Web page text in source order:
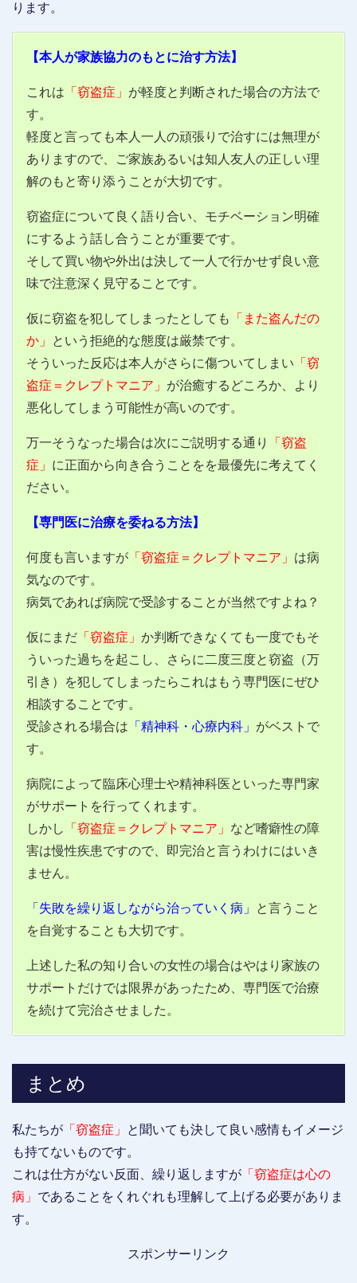
ります。
【本人が家族協力のもとに治す方法】
これは 「窃盗症」 が軽度と判断された場合の方法で
す。
軽度と言っても本人一人の頑張りで治すには無理が
ありますので、ご家族あるいは知人友人の正しい理
解のもと寄り添うことが大切です。
窃盗症について良く語り合い、モチベーション明確
にするよう話し合うことが重要です。
そして買い物や外出は決して一人で行かせず良い意
味で注意深く見守ることです。
仮に窃盗を犯してしまったとしても
「また盗んだの
か」
という拒絶的な態度は厳禁です。
そういった反応は本人がさらに傷ついてしまい 「窃
盗症＝クレプトマニア」 が治癒するどころか、より
悪化してしまう可能性が高いのです。
万一そうなった場合は次にご説明する通り
「窃盗
症」 に正面から向き合うことをを最優先に考えてく
ださい。
【専門医に治療を委ねる方法】
何度も言いますが 「窃盗症＝クレプトマニア」 は病
気なのです。
病気であれば病院で受診することが当然ですよね？
仮にまだ 「窃盗症」 か判断できなくても一度でもそ
ういった過ちを起こし、さらに二度三度と窃盗（万
引き）を犯してしまったらこれはもう専門医にぜひ
相談することです。
受診される場合は 「精神科・心療内科」 がベストで
す。
病院によって臨床心理士や精神科医といった専門家
がサポートを行ってくれます。
しかし
「窃盗症＝クレプトマニア」 など嗜癖性の障
害は慢性疾患ですので、即完治と言うわけにはいき
ません。
「失敗を繰り返しながら治っていく病」
と言うこと
を自覚することも大切です。
上述した私の知り合いの女性の場合はやはり家族の
サポートだけでは限界があったため、専門医で治療
を続けて完治させました。
まとめ
私たちが 「窃盗症」
と聞いても決して良い感情もイメージ
も持てないものです。
これは仕方がない反面、繰り返しますが 「窃盗症は心の
病」 であることをくれぐれも理解して上げる必要がありま
す。
スポンサーリンク